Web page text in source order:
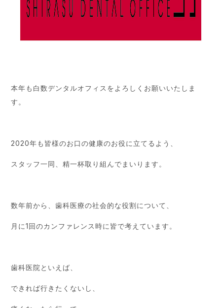
本年も白数デンタルオフィスをよろしくお願いいたしま
す。
2020年も皆様のお口の健康のお役に立てるよう、
スタッフ一同、精一杯取り組んでまいります。
数年前から、歯科医療の社会的な役割について、
月に1回のカンファレンス時に皆で考えています。
歯科医院といえば、
できれば行きたくないし、